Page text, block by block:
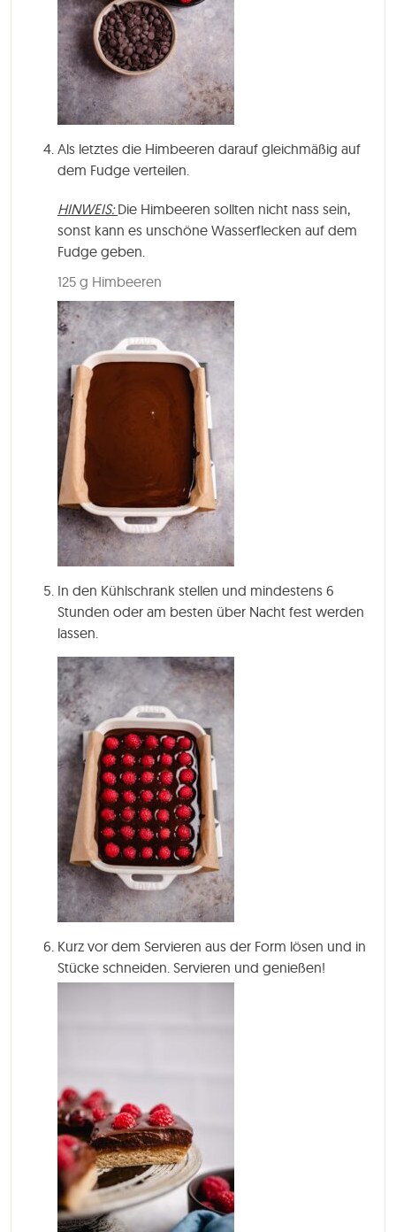
Als letztes die Himbeeren darauf gleichmäßig auf
dem Fudge verteilen.
HINWEIS:Die Himbeeren sollten nicht nass sein,
sonst kann es unschöne Wasserflecken auf dem
Fudge geben.
125 g Himbeeren
In den Kühlschrank stellen und mindestens 6
Stunden oder am besten über Nacht fest werden
lassen.
Kurz vor dem Servieren aus der Form lösen und in
Stücke schneiden. Servieren und genießen!